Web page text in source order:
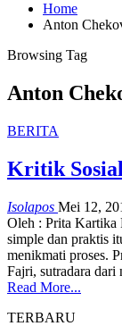
Home
Anton
Browsing Tag
Anton
BERITA
Kritik
Isolapos Mei 12,
Oleh : Prita Kartika
simple dan praktis
menikmati proses.
Fajri, sutradara
Read More...
TERBARU